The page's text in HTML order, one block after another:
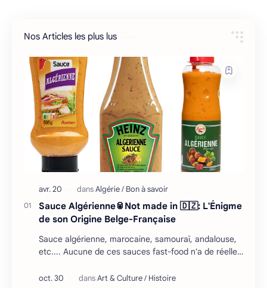
Nos Articles les plus lus
Sauce Algérienne🥫Not made in 🇩🇿: L'Énigme
de son Origine Belge-Française
Sauce algérienne, marocaine, samouraï, andalouse,
etc.... Aucune de ces sauces fast-food n'a de réelles